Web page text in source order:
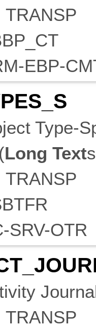
TRANSP
EBP-
Type-
Long Text
TRANSP
SRV-OTR
TRANSP